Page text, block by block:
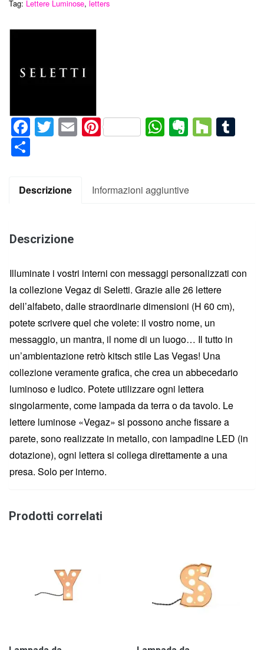
Tag: Lettere Luminose, letters
Facebook
Twitter
EmailPinterestWhatsApp
Evernote
Descrizione Informazioni aggiuntive
Descrizione
Illuminate i vostri interni con messaggi personalizzati con
la collezione Vegaz di Seletti. Grazie alle 26 lettere
dell’alfabeto, dalle straordinarie dimensioni (H 60 cm),
potete scrivere quel che volete: il vostro nome, un
messaggio, un mantra, il nome di un luogo… Il tutto in
un’ambientazione retrò kitsch stile Las Vegas! Una
collezione veramente grafica, che crea un abbecedario
luminoso e ludico. Potete utilizzare ogni lettera
singolarmente, come lampada da terra o da tavolo. Le
lettere luminose «Vegaz» si possono anche fissare a
parete, sono realizzate in metallo, con lampadine LED (in
dotazione), ogni lettera si collega direttamente a una
presa. Solo per interno.
Prodotti correlati